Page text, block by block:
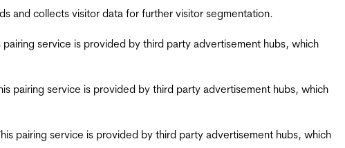
and collects visitor data for further visitor segmentation.
service is provided by third party advertisement hubs, which
pairing service is provided by third party advertisement hubs, which
pairing service is provided by third party advertisement hubs, which